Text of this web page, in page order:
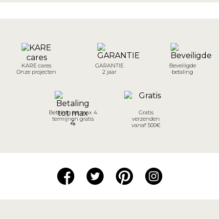
KARE cares
Onze projecten
GARANTIE
2 jaar
Beveiligde
betaling
Betaling tot max 4
termijnen gratis
Gratis
verzenden
vanaf 500€